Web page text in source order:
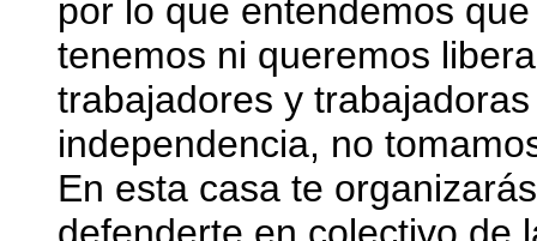
por lo que entendemos
tenemos ni queremos
trabajadores y
independencia, no
En esta casa te
defenderte en colectivo de